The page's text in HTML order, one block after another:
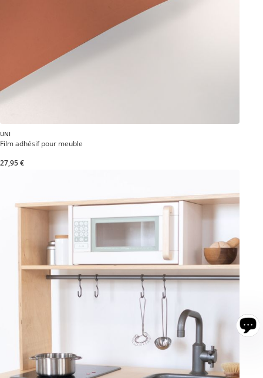
UNI
Film adhésif pour meuble
27,95 €